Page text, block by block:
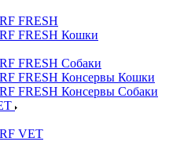
FRESH
FRESH Кошки
FRESH Собаки
FRESH Консервы Кошки
FRESH Консервы Собаки
VET